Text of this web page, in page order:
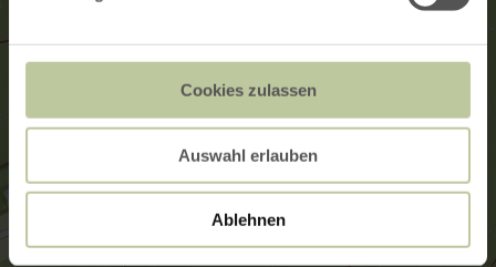
Cookies zulassen
Auswahl erlauben
Ablehnen